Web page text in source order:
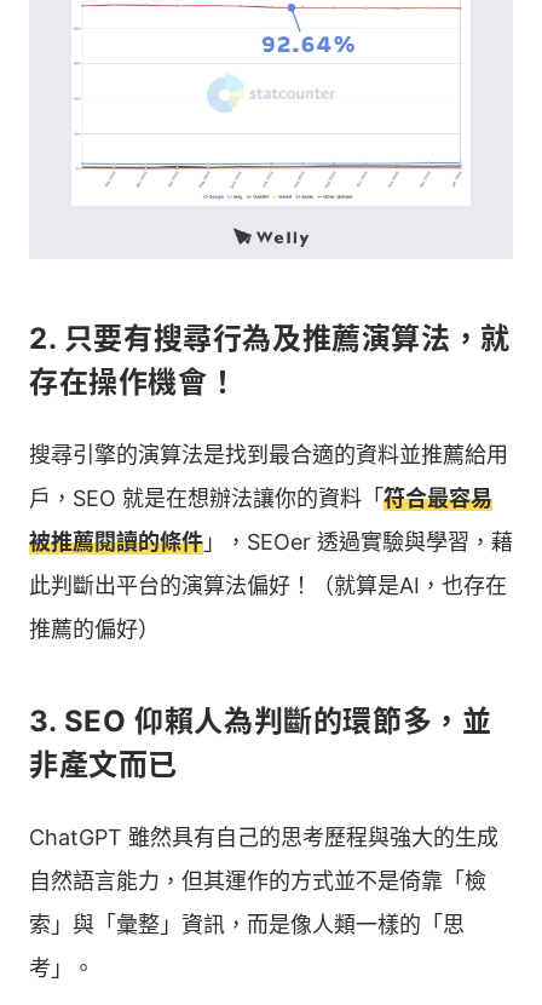
2. 只要有搜尋行為及推薦演算法，就
存在操作機會！
搜尋引擎的演算法是找到最合適的資料並推薦給用
戶，SEO 就是在想辦法讓你的資料「符合最容易
被推薦閱讀的條件 」，SEOer 透過實驗與學習，藉
此判斷出平台的演算法偏好！（就算是AI，也存在
推薦的偏好）
3. SEO 仰賴人為判斷的環節多，並
非產文而已
ChatGPT 雖然具有自己的思考歷程與強大的生成
自然語言能力，但其運作的方式並不是倚靠「檢
索」與「彙整」資訊，而是像人類一樣的「思
考」。